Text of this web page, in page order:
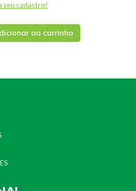
seu cadastro!
ao carrinho